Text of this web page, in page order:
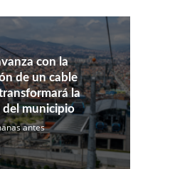
con la
de un cable
la
municipio
antes